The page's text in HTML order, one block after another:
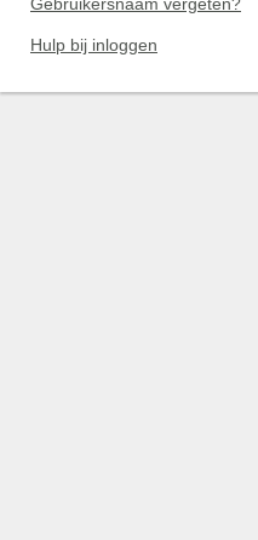
Hulp bij inloggen